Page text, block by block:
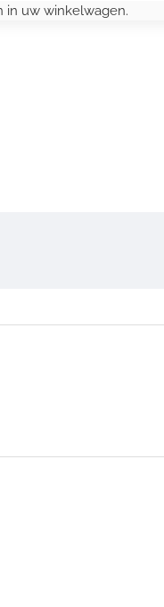
in uw winkelwagen.